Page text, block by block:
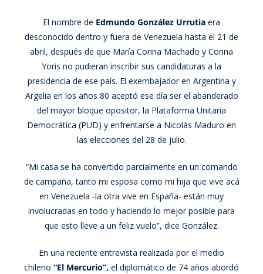
El nombre de Edmundo González Urrutia era
desconocido dentro y fuera de Venezuela hasta el 21 de
abril, después de que María Corina Machado y Corina
Yoris no pudieran inscribir sus candidaturas a la
presidencia de ese país. El exembajador en Argentina y
Argelia en los años 80 aceptó ese día ser el abanderado
del mayor bloque opositor, la Plataforma Unitaria
Democrática (PUD) y enfrentarse a Nicolás Maduro en
las elecciones del 28 de julio.
“Mi casa se ha convertido parcialmente en un comando
de campaña, tanto mi esposa como mi hija que vive acá
en Venezuela -la otra vive en España- están muy
involucradas en todo y haciendo lo mejor posible para
que esto lleve a un feliz vuelo”, dice González.
En una reciente entrevista realizada por el medio
chileno “El Mercurio”, el diplomático de 74 años abordó